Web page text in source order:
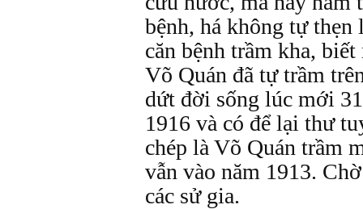
bệnh, há không tự
căn bệnh trầm kha,
Võ Quán đã tự trầm
dứt đời sống lúc mới
1916 và có để lại thư
chép là Võ Quán trầm
vẫn vào năm 1913.
các sử gia.